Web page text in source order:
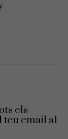
els
email al